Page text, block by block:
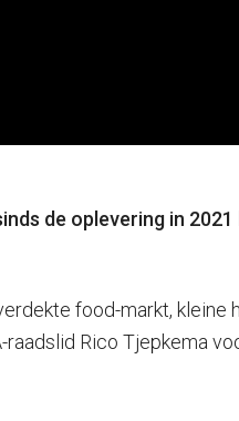
de oplevering in 2021
food-markt, kleine
Rico Tjepkema